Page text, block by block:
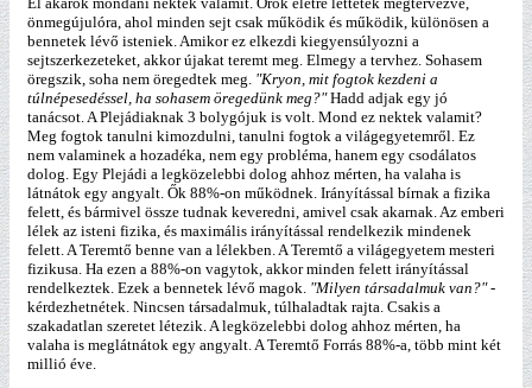
önmegújulóra, ahol minden sejt csak működik és működik, különösen a
bennetek lévő isteniek. Amikor ez elkezdi kiegyensúlyozni a
sejtszerkezeteket, akkor újakat teremt meg. Elmegy a tervhez. Sohasem
öregszik, soha nem öregedtek meg. "Kryon, mit fogtok kezdeni a
túlnépesedéssel, ha sohasem öregedünk meg?"Hadd adjak egy jó
tanácsot. A Plejádiaknak 3 bolygójuk is volt. Mond ez nektek valamit?
Meg fogtok tanulni kimozdulni, tanulni fogtok a világegyetemről. Ez
nem valaminek a hozadéka, nem egy probléma, hanem egy csodálatos
dolog. Egy Plejádi a legközelebbi dolog ahhoz mérten, ha valaha is
látnátok egy angyalt. Ők 88%-on működnek. Irányítással bírnak a fizika
felett, és bármivel össze tudnak keveredni, amivel csak akarnak. Az emberi
lélek az isteni fizika, és maximális irányítással rendelkezik mindenek
felett. A Teremtő benne van a lélekben. A Teremtő a világegyetem mesteri
fizikusa. Ha ezen a 88%-on vagytok, akkor minden felett irányítással
rendelkeztek. Ezek a bennetek lévő magok. "Milyen társadalmuk van?"-
kérdezhetnétek. Nincsen társadalmuk, túlhaladtak rajta. Csakis a
szakadatlan szeretet létezik. A legközelebbi dolog ahhoz mérten, ha
valaha is meglátnátok egy angyalt. A Teremtő Forrás 88%-a, több mint két
millió éve.